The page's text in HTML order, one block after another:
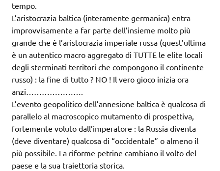
tempo.
L’aristocrazia baltica (interamente germanica) entra
improvvisamente a far parte dell’insieme molto più
grande che è l’aristocrazia imperiale russa (quest’ultima
è un autentico macro aggregato di TUTTE le elite locali
degli sterminati territori che compongono il continente
russo) : la fine di tutto ? NO ! Il vero gioco inizia ora
anzi………………….
L’evento geopolitico dell’annesione baltica è qualcosa di
parallelo al macroscopico mutamento di prospettiva,
fortemente voluto dall’imperatore : la Russia diventa
(deve diventare) qualcosa di “occidentale” o almeno il
più possibile. La riforme petrine cambiano il volto del
paese e la sua traiettoria storica.